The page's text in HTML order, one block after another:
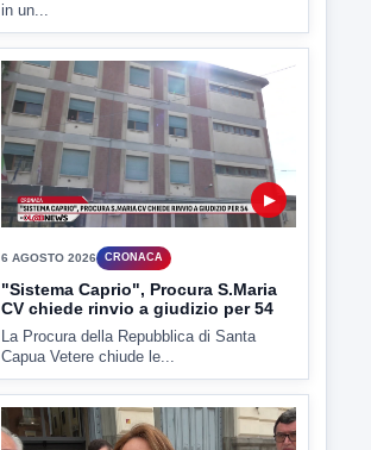
Trovato in casa 42enne in una
pozza di sangue, giallo a viale Italia
Ritrovato senza vita il corpo di un 42enne
in un...
"Sistema Caprio", Procura S.Maria
CV chiede rinvio a giudizio per 54